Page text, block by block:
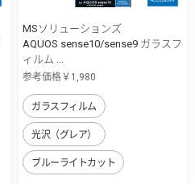
MSソリューションズ
AQUOS sense10/sense9 ガラスフ
ィルム ...
参考価格￥1,980
ガラスフィルム
光沢（グレア）
ブルーライトカット